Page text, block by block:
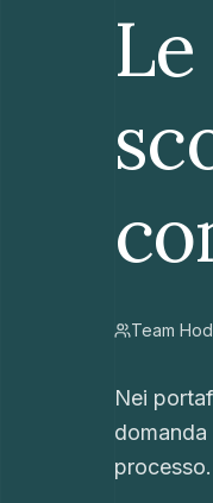
Team
Nei
processo.